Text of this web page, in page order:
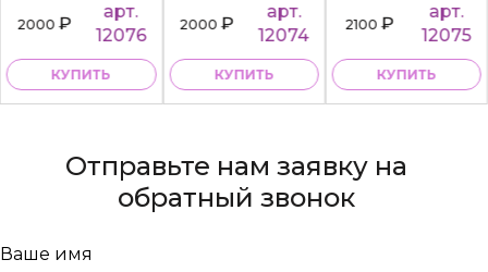
2000₽
арт.
12076
КУПИТЬ
2000₽
арт.
12074
КУПИТЬ
2100₽
арт.
12075
КУПИТЬ
Отправьте нам заявку на
обратный звонок